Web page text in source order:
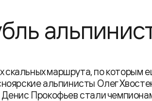
маршрута, по которым
альпинисты Олег
Прокофьев стали